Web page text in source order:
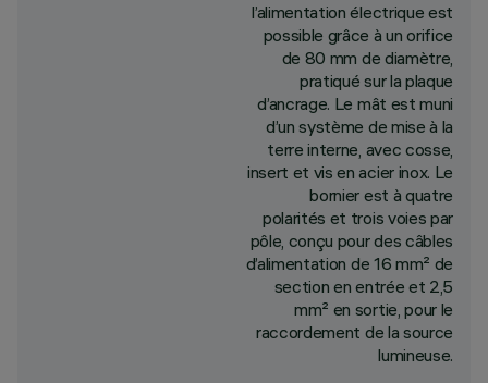
l’alimentation électrique est
possible grâce à un orifice
de 80 mm de diamètre,
pratiqué sur la plaque
d’ancrage. Le mât est muni
d’un système de mise à la
terre interne, avec cosse,
insert et vis en acier inox. Le
bornier est à quatre
polarités et trois voies par
pôle, conçu pour des câbles
d’alimentation de 16 mm² de
section en entrée et 2,5
mm² en sortie, pour le
raccordement de la source
lumineuse.